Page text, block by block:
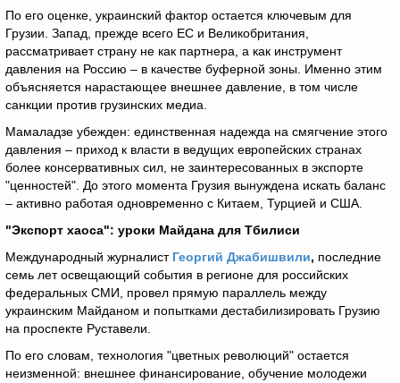
По его оценке, украинский фактор остается ключевым для
Грузии. Запад, прежде всего ЕС и Великобритания,
рассматривает страну не как партнера, а как инструмент
давления на Россию – в качестве буферной зоны. Именно этим
объясняется нарастающее внешнее давление, в том числе
санкции против грузинских медиа.
Мамаладзе убежден: единственная надежда на смягчение этого
давления – приход к власти в ведущих европейских странах
более консервативных сил, не заинтересованных в экспорте
"ценностей". До этого момента Грузия вынуждена искать баланс
– активно работая одновременно с Китаем, Турцией и США.
"Экспорт хаоса": уроки Майдана для Тбилиси
Международный журналист Георгий Джабишвили, последние
семь лет освещающий события в регионе для российских
федеральных СМИ, провел прямую параллель между
украинским Майданом и попытками дестабилизировать Грузию
на проспекте Руставели.
По его словам, технология "цветных революций" остается
неизменной: внешнее финансирование, обучение молодежи